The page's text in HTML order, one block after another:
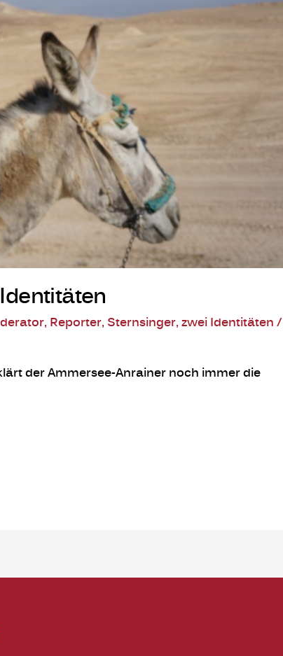
, Reporter, Sternsinger,zwei Identitäten/
der Ammersee-Anrainer noch immer die